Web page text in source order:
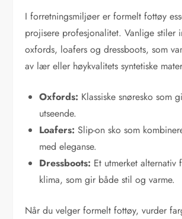
I forretningsmiljøer er formelt fottøy
projisere profesjonalitet. Vanlige stiler
oxfords, loafers og dressboots, som
av lær eller høykvalitets syntetiske
Oxfords: Klassiske snøresko som
utseende.
Loafers: Slip-on sko som
med eleganse.
Dressboots: Et utmerket alternativ
klima, som gir både stil og varme.
Når du velger formelt fottøy, vurder